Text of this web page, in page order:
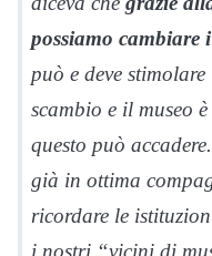
possiamo cambiare
può e deve
scambio e il museo
questo può
già in ottima
ricordare le
i nostri “vicini di